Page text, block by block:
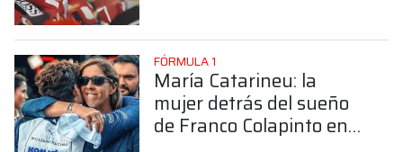
FÓRMULA 1
María Catarineu: la
mujer detrás del sueño
de Franco Colapinto en